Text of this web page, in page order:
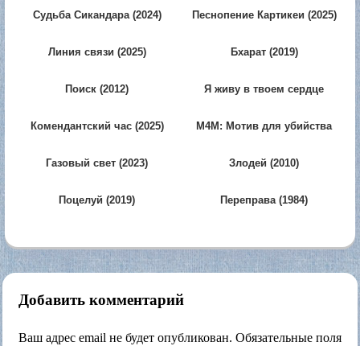
Судьба Сикандара (2024) Песнопение Картикеи (2025)
Линия связи (2025) Бхарат (2019)
Поиск (2012)
Я живу в твоем сердце
Комендантский час (2025)
M4M: Мотив для убийства
Газовый свет (2023) Злодей (2010)
Поцелуй (2019) Переправа (1984)
Добавить комментарий
Ваш адрес email не будет опубликован. Обязательные поля